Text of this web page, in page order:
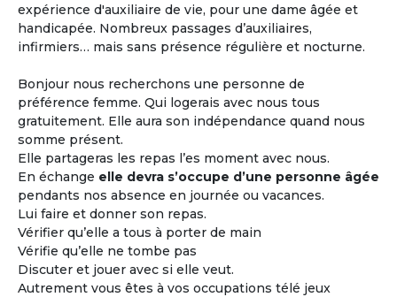
expérience d'auxiliaire de vie, pour une dame âgée et
handicapée. Nombreux passages d’auxiliaires,
infirmiers… mais sans présence régulière et nocturne.
Bonjour nous recherchons une personne de
préférence femme. Qui logerais avec nous tous
gratuitement. Elle aura son indépendance quand nous
somme présent.
Elle partageras les repas l’es moment avec nous.
En échange elle devra s’occupe d’une personne âgée
pendants nos absence en journée ou vacances.
Lui faire et donner son repas.
Vérifier qu’elle a tous à porter de main
Vérifie qu’elle ne tombe pas
Discuter et jouer avec si elle veut.
Autrement vous êtes à vos occupations télé jeux